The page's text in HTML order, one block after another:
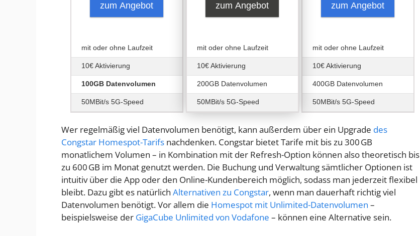
zum Angebot
mit oder ohne Laufzeit
10€ Aktivierung
100GB Datenvolumen
50MBit/s 5G-Speed
zum Angebot
mit oder ohne Laufzeit
10€ Aktivierung
200GB Datenvolumen
50MBit/s 5G-Speed
zum Angebot
mit oder ohne Laufzeit
10€ Aktivierung
400GB Datenvolumen
50MBit/s 5G-Speed
Wer regelmäßig viel Datenvolumen benötigt, kann außerdem über ein Upgrade des
Congstar Homespot-Tarifs nachdenken. Congstar bietet Tarife mit bis zu 300 GB
monatlichem Volumen – in Kombination mit der Refresh-Option können also theoretisch bis
zu 600 GB im Monat genutzt werden. Die Buchung und Verwaltung sämtlicher Optionen ist
intuitiv über die App oder den Online-Kundenbereich möglich, sodass man jederzeit flexibel
bleibt. Dazu gibt es natürlich Alternativen zu Congstar, wenn man dauerhaft richtig viel
Datenvolumen benötigt. Vor allem die Homespot mit Unlimited-Datenvolumen –
beispielsweise der GigaCube Unlimited von Vodafone – können eine Alternative sein.